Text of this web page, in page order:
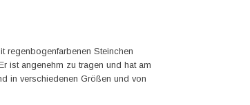
regenbogenfarbenen Steinchen
ist angenehm zu tragen und hat am
in verschiedenen Größen und von